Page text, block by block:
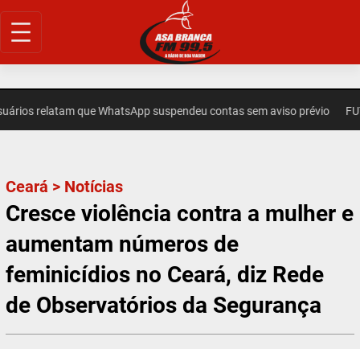
Pular
para
relatam que WhatsApp suspendeu contas sem aviso prévio
Ceará > Notícias
Cresce violência contra a mulher e
aumentam números de
feminicídios no Ceará, diz Rede
de Observatórios da Segurança